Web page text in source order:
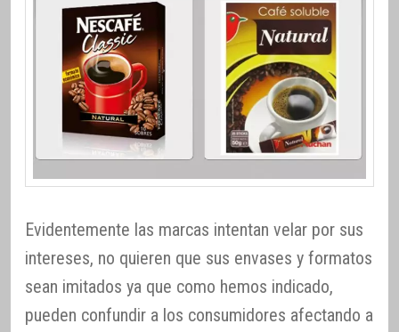
Evidentemente las marcas intentan velar por sus
intereses, no quieren que sus envases y formatos
sean imitados ya que como hemos indicado,
pueden confundir a los consumidores afectando a